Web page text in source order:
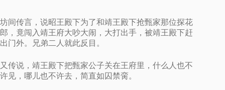
坊间传言，说昭王殿下为了和靖王殿下抢甄家那位探花
郎，竟闯入靖王府大吵大闹，大打出手，被靖王殿下赶
出门外。兄弟二人就此反目。
又传说，靖王殿下把甄家公子关在王府里，什么人也不
许见，哪儿也不许去，简直如囚禁脔。